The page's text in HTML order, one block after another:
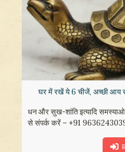
घर में रखें ये 6 चीजें, अच्छी आय
धन और सुख-शांति इत्यादि समस्याओ
से संपर्क करें – +91